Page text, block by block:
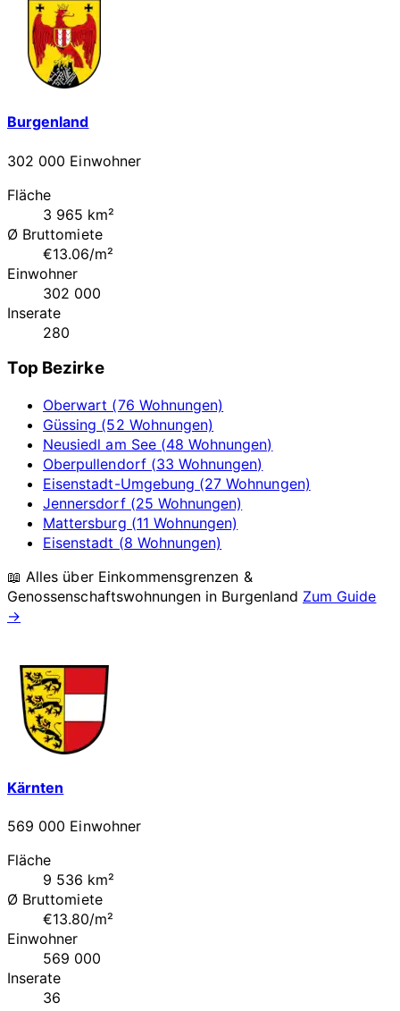
Burgenland
302 000 Einwohner
Fläche
3 965 km²
Ø Bruttomiete
€13.06/m²
Einwohner
302 000
Inserate
280
Top Bezirke
Oberwart (76 Wohnungen)
Güssing (52 Wohnungen)
Neusiedl am See (48 Wohnungen)
Oberpullendorf (33 Wohnungen)
Eisenstadt-Umgebung (27 Wohnungen)
Jennersdorf (25 Wohnungen)
Mattersburg (11 Wohnungen)
Eisenstadt (8 Wohnungen)
📖 Alles über Einkommensgrenzen &
Genossenschaftswohnungen in Burgenland Zum Guide
→
Kärnten
569 000 Einwohner
Fläche
9 536 km²
Ø Bruttomiete
€13.80/m²
Einwohner
569 000
Inserate
36